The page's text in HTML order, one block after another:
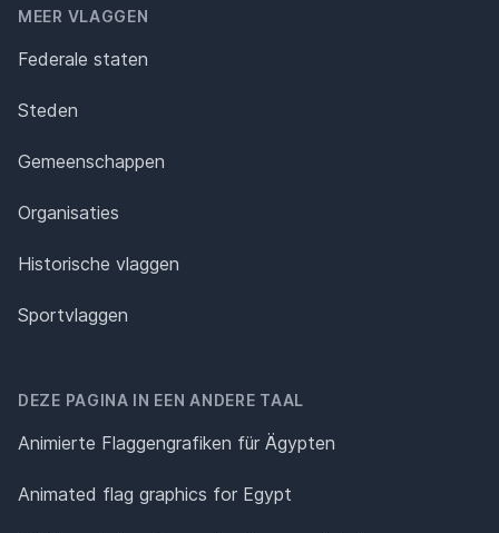
MEER VLAGGEN
Federale staten
Steden
Gemeenschappen
Organisaties
Historische vlaggen
Sportvlaggen
DEZE PAGINA IN EEN ANDERE TAAL
Animierte Flaggengrafiken für Ägypten
Animated flag graphics for Egypt